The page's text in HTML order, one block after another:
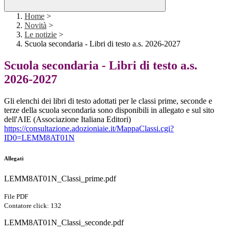
Home >
Novità >
Le notizie >
Scuola secondaria - Libri di testo a.s. 2026-2027
Scuola secondaria - Libri di testo a.s.
2026-2027
Gli elenchi dei libri di testo adottati per le classi prime, seconde e
terze della scuola secondaria sono disponibili in allegato e sul sito
dell'AIE (Associazione Italiana Editori)
https://consultazione.adozioniaie.it/MappaClassi.cgi?
ID0=LEMM8AT01N
Allegati
LEMM8AT01N_Classi_prime.pdf
File PDF
Contatore click: 132
LEMM8AT01N_Classi_seconde.pdf